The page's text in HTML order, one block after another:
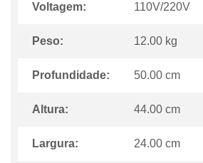
Voltagem: 110V/220V
Peso: 12.00 kg
Profundidade: 50.00 cm
Altura: 44.00 cm
Largura: 24.00 cm